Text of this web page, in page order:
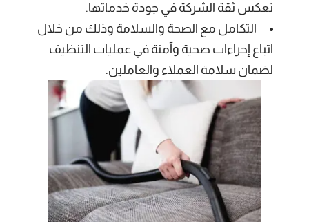
تعكس ثقة الشركة في جودة خدماتها.
التكامل مع الصحة والسلامة وذلك من خلال
اتباع إجراءات صحية وآمنة في عمليات التنظيف
لضمان سلامة العملاء والعاملين.